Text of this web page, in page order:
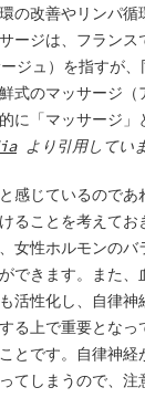
の改善やリンパ循
ージは、フランス
ジュ）を指すが
式のマッサージ
に「マッサージ」
より引用していま
感じているのであ
ることを考えてお
女性ホルモンの
できます。また、
活性化し、自律神
る上で重要とな
とです。自律神経
てしまうので、注